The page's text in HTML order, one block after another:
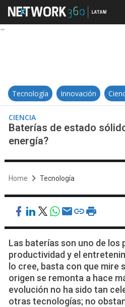
Tecnología Innovación
CIENCIA
Baterías de estado
energía?
Home Tecnología
Las baterías son uno de los
productividad y el
lo cree, basta con que mire
origen se remonta a hace
evolución no ha sido tan
otras tecnologías; no